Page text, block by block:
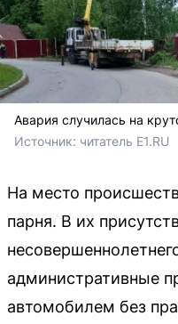
Авария случилась на
Источник: читатель E1.RU
На место
парня. В их
административные
автомобилем без